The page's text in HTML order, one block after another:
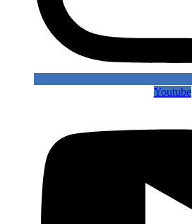
Youtube